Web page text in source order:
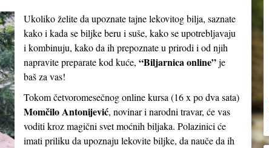
Ukoliko želite da upoznate tajne lekovitog bilja, saznate
kako i kada se biljke beru i suše, kako se upotrebljavaju
i kombinuju, kako da ih prepoznate u prirodi i od njih
napravite preparate kod kuće, “Biljarnica online”je
baš za vas!
Tokom četvoromesečnog online kursa (16 x po dva sata)
Momčilo Antonijević, novinar i narodni travar, će vas
voditi kroz magični svet moćnih biljaka. Polazinici će
imati priliku da upoznaju lekovite biljke, da nauče da ih